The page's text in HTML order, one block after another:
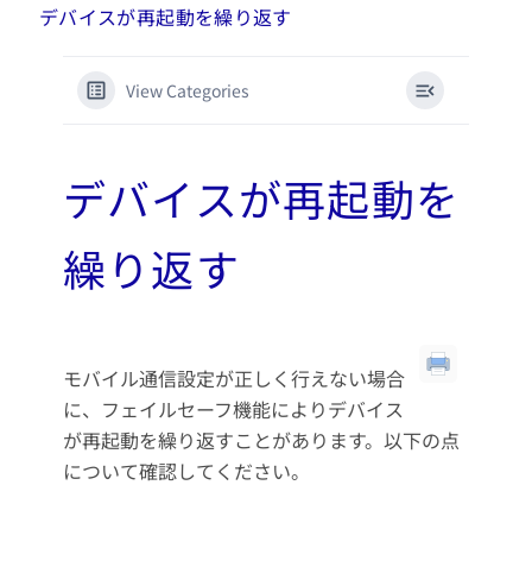
デバイスが再起動を繰り返す
View Categories
デバイスが再起動を
繰り返す
モバイル通信設定が正しく行えない場合
に、フェイルセーフ機能によりデバイス
が再起動を繰り返すことがあります。以下の点
について確認してください。